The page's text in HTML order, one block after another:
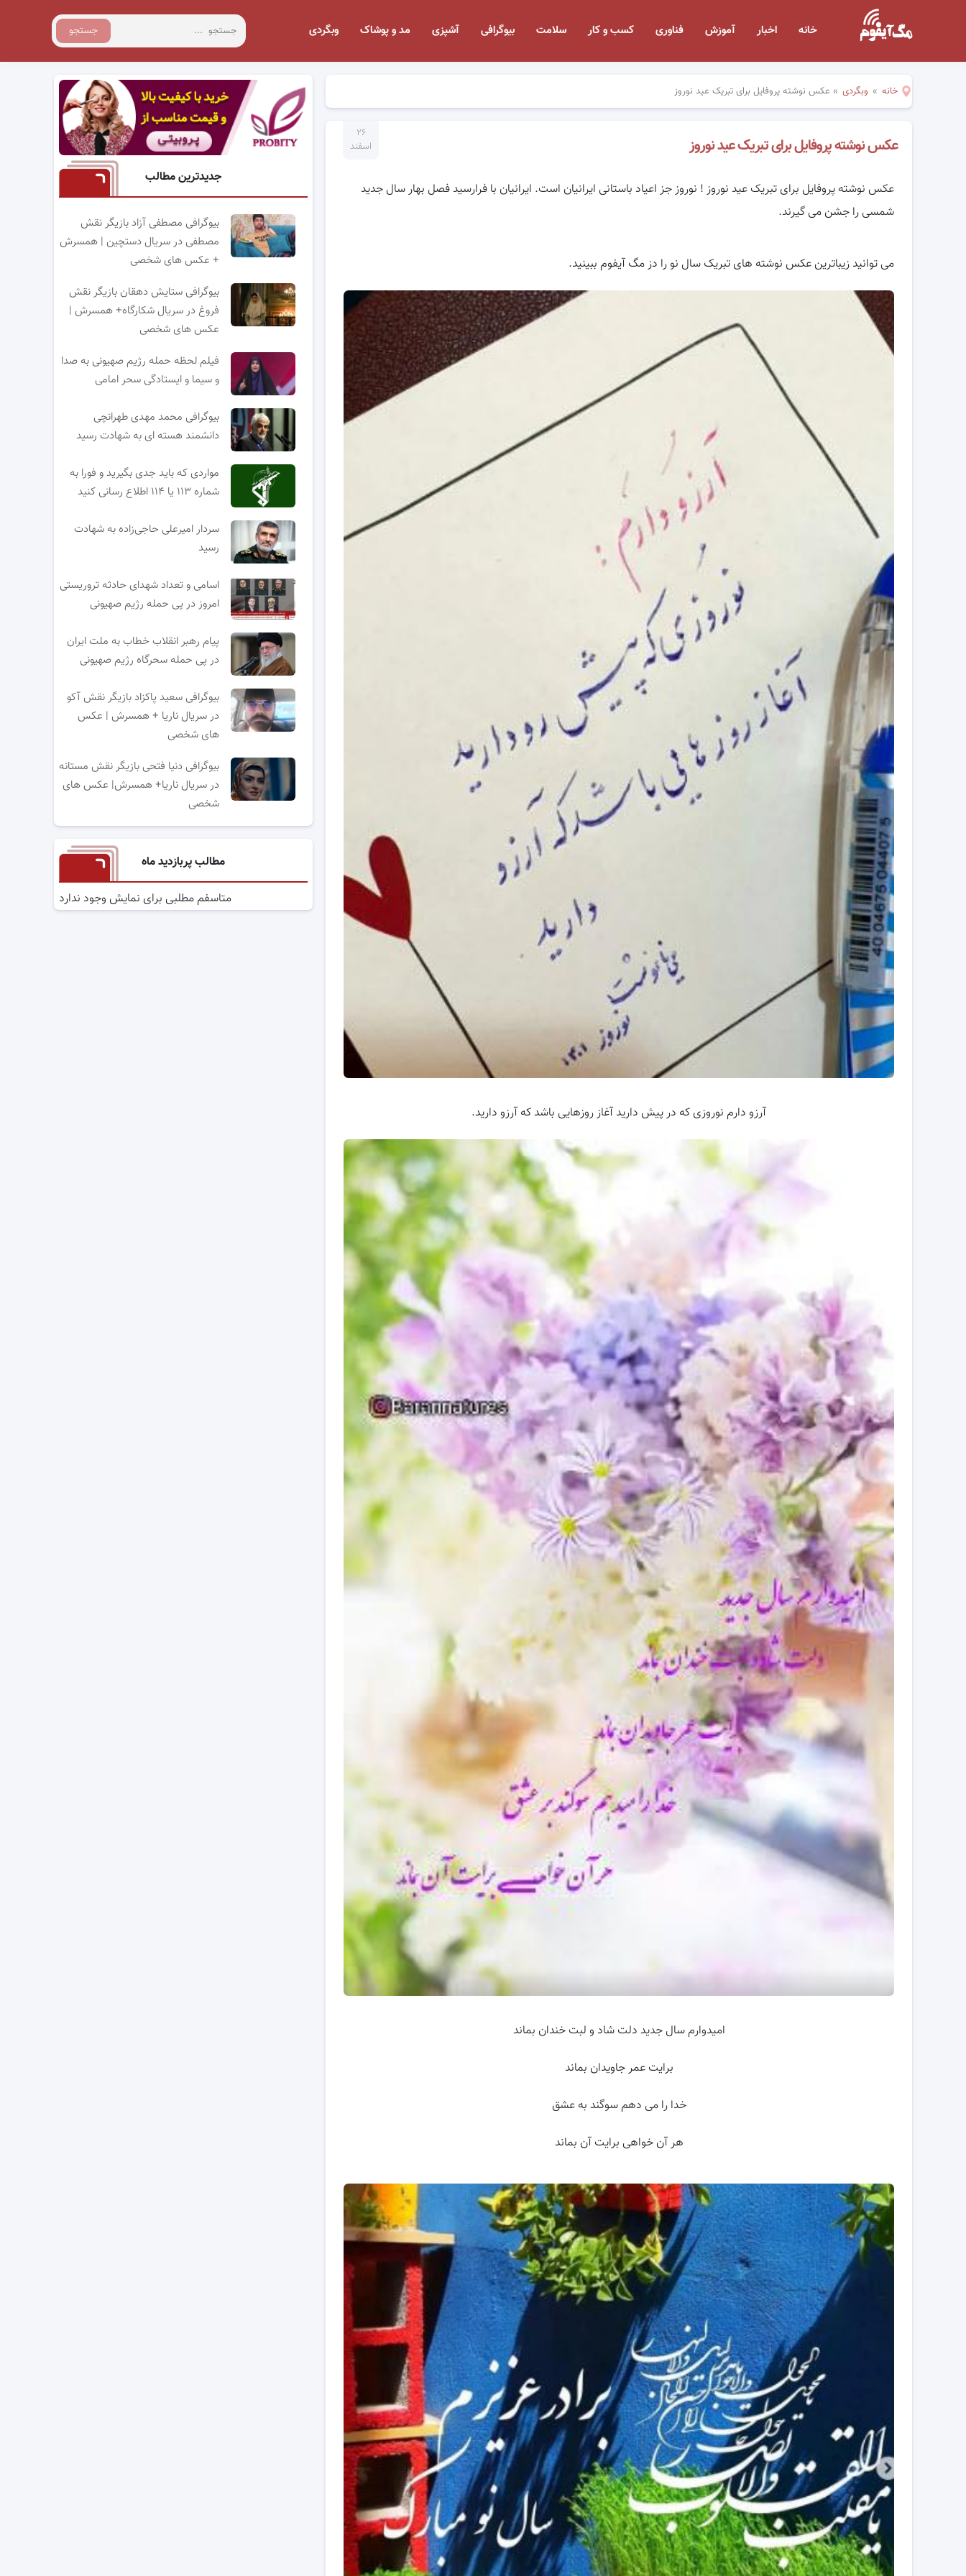
جستجو خانه اخبار آموزش فناوری کسب و کار سلامت بیوگرافی آشپزی مد و پوشاک وبگردی
خانه » وبگردی » عکس نوشته پروفایل برای تبریک عید نوروز
۲۶
اسفند
عکس نوشته پروفایل برای تبریک عید نوروز
عکس نوشته پروفایل برای تبریک عید نوروز ! نوروز جز اعیاد باستانی ایرانیان است. ایرانیان با فرارسید فصل بهار سال جدید
شمسی را جشن می گیرند.
می توانید زیباترین عکس نوشته های تبریک سال نو را دز مگ آیفوم ببینید.
آرزو دارم نوروزی که در پیش دارید آغاز روزهایی باشد که آرزو دارید.
امیدوارم سال جدید دلت شاد و لبت خندان بماند
برایت عمر جاویدان بماند
خدا را می دهم سوگند به عشق
هر آن خواهی برایت آن بماند
جدیدترین مطالب
بیوگرافی مصطفی آزاد بازیگر نقش
مصطفی در سریال دستچین | همسرش
+ عکس های شخصی
بیوگرافی ستایش دهقان بازیگر نقش
فروغ در سریال شکارگاه+ همسرش |
عکس های شخصی
فیلم لحظه حمله رژیم صهیونی به صدا
و سیما و ایستادگی سحر امامی
بیوگرافی محمد مهدی طهرانچی
دانشمند هسته ای به شهادت رسید
مواردی که باید جدی بگیرید و فورا به
شماره ۱۱۳ یا ۱۱۴ اطلاع رسانی کنید
سردار امیرعلی حاجی‌زاده به شهادت
رسید
اسامی و تعداد شهدای حادثه تروریستی
امروز در پی حمله رژیم صهیونی
پیام رهبر انقلاب خطاب به ملت ایران
در پی حمله سحرگاه رژیم صهیونی
بیوگرافی سعید پاکزاد بازیگر نقش آکو
در سریال ناریا + همسرش | عکس
های شخصی
بیوگرافی دنیا فتحی بازیگر نقش مستانه
در سریال ناریا+ همسرش| عکس های
شخصی
مطالب پربازدید ماه
متاسفم مطلبی برای نمایش وجود ندارد